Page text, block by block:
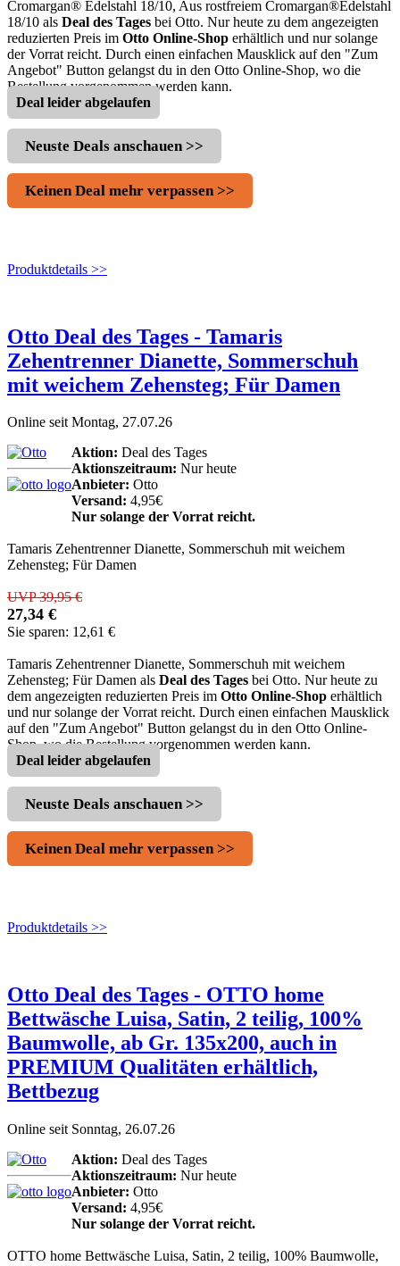
Cromargan® Edelstahl 18/10, Aus rostfreiem Cromargan®Edelstahl
18/10 als Deal des Tages bei Otto. Nur heute zu dem angezeigten
reduzierten Preis im Otto Online-Shop erhältlich und nur solange
der Vorrat reicht. Durch einen einfachen Mausklick auf den "Zum
Angebot" Button gelangst du in den Otto Online-Shop, wo die
Bestellung vorgenommen werden kann.
Deal leider abgelaufen
Neuste Deals anschauen >>
Keinen Deal mehr verpassen >>
Produktdetails >>
Otto Deal des Tages - Tamaris
Zehentrenner Dianette, Sommerschuh
mit weichem Zehensteg; Für Damen
Online seit Montag, 27.07.26
Aktion: Deal des Tages
Aktionszeitraum: Nur heute
Anbieter: Otto
Versand: 4,95€
Nur solange der Vorrat reicht.
Tamaris Zehentrenner Dianette, Sommerschuh mit weichem
Zehensteg; Für Damen
UVP 39,95 €
27,34 €
Sie sparen: 12,61 €
Tamaris Zehentrenner Dianette, Sommerschuh mit weichem
Zehensteg; Für Damen als Deal des Tages bei Otto. Nur heute zu
dem angezeigten reduzierten Preis im Otto Online-Shop erhältlich
und nur solange der Vorrat reicht. Durch einen einfachen Mausklick
auf den "Zum Angebot" Button gelangst du in den Otto Online-
Shop, wo die Bestellung vorgenommen werden kann.
Deal leider abgelaufen
Neuste Deals anschauen >>
Keinen Deal mehr verpassen >>
Produktdetails >>
Otto Deal des Tages - OTTO home
Bettwäsche Luisa, Satin, 2 teilig, 100%
Baumwolle, ab Gr. 135x200, auch in
PREMIUM Qualitäten erhältlich,
Bettbezug
Online seit Sonntag, 26.07.26
Aktion: Deal des Tages
Aktionszeitraum: Nur heute
Anbieter: Otto
Versand: 4,95€
Nur solange der Vorrat reicht.
OTTO home Bettwäsche Luisa, Satin, 2 teilig, 100% Baumwolle,